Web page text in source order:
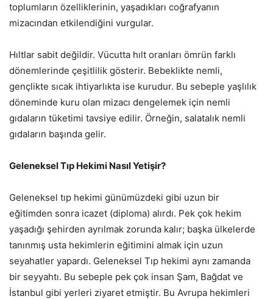
toplumların özelliklerinin, yaşadıkları coğrafyanın
mizacından etkilendiğini vurgular.
Hıltlar sabit değildir. Vücutta hılt oranları ömrün farklı
dönemlerinde çeşitlilik gösterir. Bebeklikte nemli,
gençlikte sıcak ihtiyarlıkta ise kurudur. Bu sebeple yaşlılık
döneminde kuru olan mizacı dengelemek için nemli
gıdaların tüketimi tavsiye edilir. Örneğin, salatalık nemli
gıdaların başında gelir.
Geleneksel Tıp Hekimi Nasıl Yetişir?
Geleneksel tıp hekimi günümüzdeki gibi uzun bir
eğitimden sonra icazet (diploma) alırdı. Pek çok hekim
yaşadığı şehirden ayrılmak zorunda kalır; başka ülkelerde
tanınmış usta hekimlerin eğitimini almak için uzun
seyahatler yapardı. Geleneksel Tıp hekimi aynı zamanda
bir seyyahtı. Bu sebeple pek çok insan Şam, Bağdat ve
İstanbul gibi yerleri ziyaret etmiştir. Bu Avrupa hekimleri